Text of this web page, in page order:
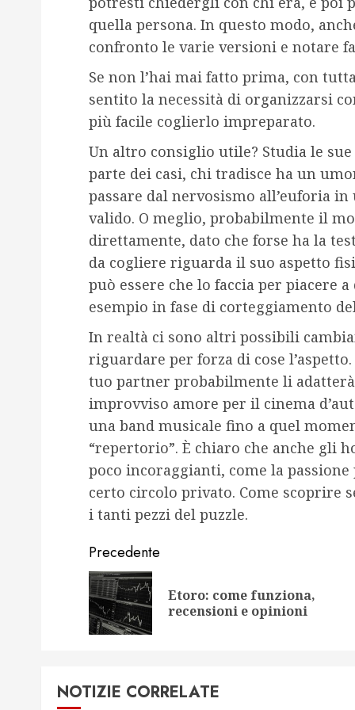
quella persona. In questo modo,
confronto le varie versioni e notare
Se non l’hai mai fatto prima, con
sentito la necessità di organizzarsi
più facile coglierlo impreparato.
Un altro consiglio utile? Studia le
parte dei casi, chi tradisce ha un
passare dal nervosismo all’euforia
valido. O meglio, probabilmente il
direttamente, dato che forse ha la
da cogliere riguarda il suo aspetto
può essere che lo faccia per piacere
esempio in fase di corteggiamento
In realtà ci sono altri possibili
riguardare per forza di cose
tuo partner probabilmente li
improvviso amore per il cinema
una band musicale fino a quel
“repertorio”. È chiaro che anche gli
poco incoraggianti, come la
certo circolo privato. Come scoprire
i tanti pezzi del puzzle.
Navigazione
articolo
Precedente
Etoro: come funziona,
recensioni e opinioni
NOTIZIE CORRELATE